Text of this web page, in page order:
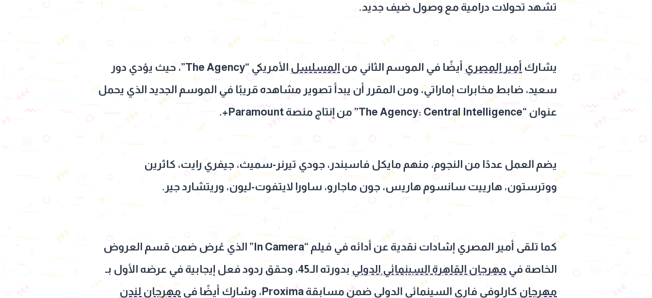
تشهد تحولات درامية مع وصول ضيف جديد.
يشارك أمير المصري أيضًا في الموسم الثاني من المسلسل
الأمريكي “The Agency”، حيث يؤدي دور
سعيد، ضابط مخابرات إماراتي، ومن المقرر أن يبدأ تصوير مشاهده قريبًا في الموسم الجديد الذي يحمل
عنوان “The Agency: Central Intelligence” من إنتاج منصة Paramount+.
يضم العمل عددًا من النجوم، منهم مايكل فاسبندر، جودي تيرنر-سميث، جيفري رايت، كاثرين
ووترستون، هارييت سانسوم هاريس، جون ماجارو، ساورا لايتفوت-ليون، وريتشارد جير.
كما تلقى أمير المصري إشادات نقدية عن أدائه في فيلم “In Camera” الذي عُرض ضمن قسم العروض
الخاصة في مهرجان القاهرة السينمائي الدولي بدورته الـ45، وحقق ردود فعل إيجابية في عرضه الأول بـ
مهرجان كارلوفي فاري السينمائي الدولي ضمن مسابقة Proxima، وشارك أيضًا في
مهرجان لندن